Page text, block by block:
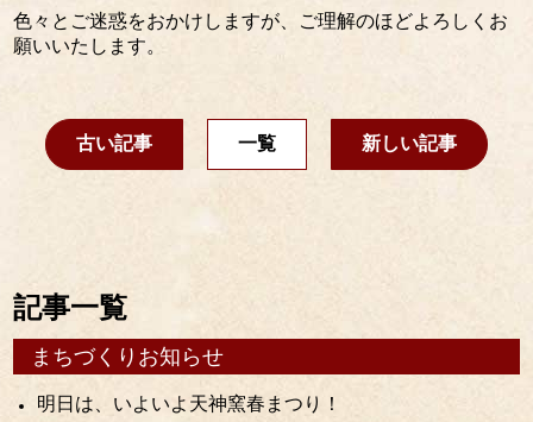
色々とご迷惑をおかけしますが、ご理解のほどよろしくお
願いいたします。
古い記事 一覧 新しい記事
記事一覧
まちづくりお知らせ
明日は、いよいよ天神窯春まつり！